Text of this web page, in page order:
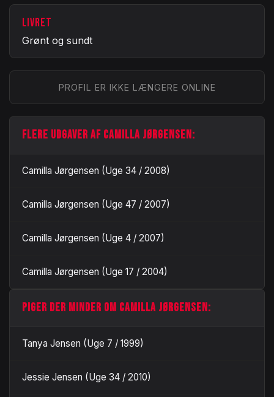
LIVRET
Grønt og sundt
PROFIL ER IKKE LÆNGERE ONLINE
FLERE UDGAVER AF CAMILLA JØRGENSEN:
Camilla Jørgensen (Uge 34 / 2008)
Camilla Jørgensen (Uge 47 / 2007)
Camilla Jørgensen (Uge 4 / 2007)
Camilla Jørgensen (Uge 17 / 2004)
PIGER DER MINDER OM CAMILLA JØRGENSEN:
Tanya Jensen (Uge 7 / 1999)
Jessie Jensen (Uge 34 / 2010)